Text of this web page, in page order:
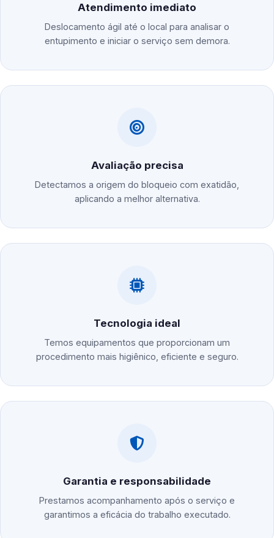
Atendimento imediato
Deslocamento ágil até o local para analisar o
entupimento e iniciar o serviço sem demora.
Avaliação precisa
Detectamos a origem do bloqueio com exatidão,
aplicando a melhor alternativa.
Tecnologia ideal
Temos equipamentos que proporcionam um
procedimento mais higiênico, eficiente e seguro.
Garantia e responsabilidade
Prestamos acompanhamento após o serviço e
garantimos a eficácia do trabalho executado.